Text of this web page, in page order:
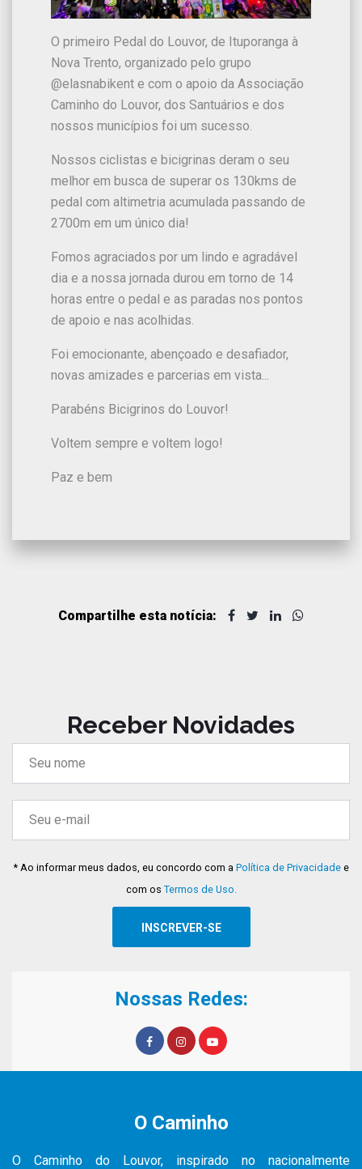
O primeiro Pedal do Louvor, de Ituporanga à
Nova Trento, organizado pelo grupo
@elasnabikent e com o apoio da Associação
Caminho do Louvor, dos Santuários e dos
nossos municípios foi um sucesso.
Nossos ciclistas e bicigrinas deram o seu
melhor em busca de superar os 130kms de
pedal com altimetria acumulada passando de
2700m em um único dia!
Fomos agraciados por um lindo e agradável
dia e a nossa jornada durou em torno de 14
horas entre o pedal e as paradas nos pontos
de apoio e nas acolhidas.
Foi emocionante, abençoado e desafiador,
novas amizades e parcerias em vista...
Parabéns Bicigrinos do Louvor!
Voltem sempre e voltem logo!
Paz e bem
Compartilhe esta notícia:
Receber Novidades
* Ao informar meus dados, eu concordo com a Política de Privacidadee
com os Termos de Uso.
Nossas Redes:
O Caminho
O Caminho do Louvor, inspirado no nacionalmente